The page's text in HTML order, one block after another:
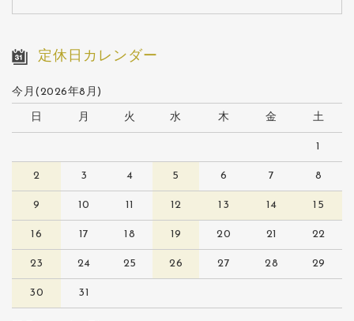
定休日カレンダー
今月(2026年8月)
日 月 火 水 木 金 土
1
2 3 4 5 6 7 8
9 10 11 12 13 14 15
16 17 18 19 20 21 22
23 24 25 26 27 28 29
30 31